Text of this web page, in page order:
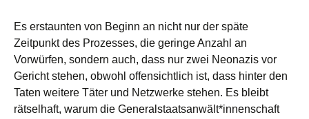
Es erstaunten von Beginn an nicht nur der späte
Zeitpunkt des Prozesses, die geringe Anzahl an
Vorwürfen, sondern auch, dass nur zwei Neonazis vor
Gericht stehen, obwohl offensichtlich ist, dass hinter den
Taten weitere Täter und Netzwerke stehen. Es bleibt
rätselhaft, warum die Generalstaatsanwält*innenschaft